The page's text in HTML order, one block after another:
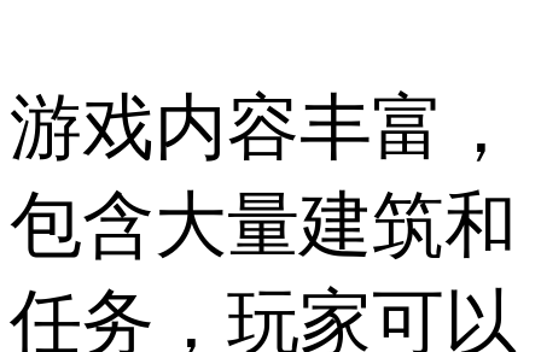
游戏内容丰富，
包含大量建筑和
任务，玩家可以